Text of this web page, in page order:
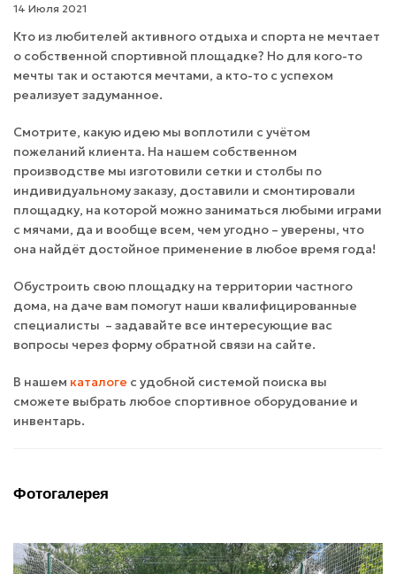
14 Июля 2021
Кто из любителей активного отдыха и спорта не мечтает
о собственной спортивной площадке? Но для кого-то
мечты так и остаются мечтами, а кто-то с успехом
реализует задуманное.
Смотрите, какую идею мы воплотили с учётом
пожеланий клиента. На нашем собственном
производстве мы изготовили сетки и столбы по
индивидуальному заказу, доставили и смонтировали
площадку, на которой можно заниматься любыми играми
с мячами, да и вообще всем, чем угодно – уверены, что
она найдёт достойное применение в любое время года!
Обустроить свою площадку на территории частного
дома, на даче вам помогут наши квалифицированные
специалисты – задавайте все интересующие вас
вопросы через форму обратной связи на сайте.
В нашем каталоге с удобной системой поиска вы
сможете выбрать любое спортивное оборудование и
инвентарь.
Фотогалерея